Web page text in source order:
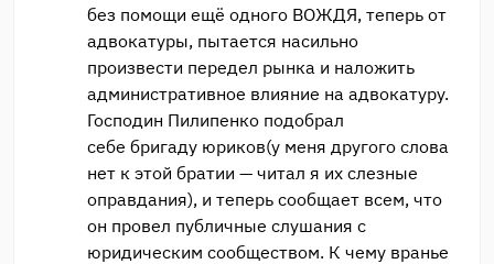
без помощи ещё одного ВОЖДЯ, теперь от
адвокатуры, пытается насильно
произвести передел рынка и наложить
административное влияние на адвокатуру.
Господин Пилипенко подобрал
себе бригаду юриков(у меня другого слова
нет к этой братии — читал я их слезные
оправдания), и теперь сообщает всем, что
он провел публичные слушания с
юридическим сообществом. К чему вранье